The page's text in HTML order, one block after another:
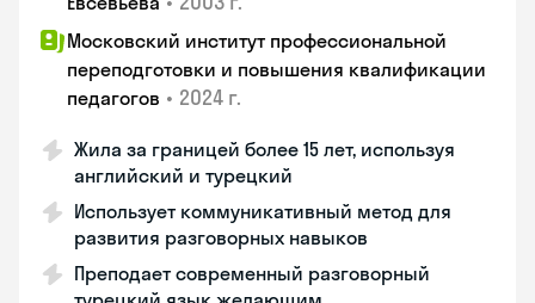
Московский институт профессиональной
переподготовки и повышения квалификации
педагогов • 2024 г.
Жила за границей более 15 лет, используя
английский и турецкий
Использует коммуникативный метод для
развития разговорных навыков
Преподает современный разговорный